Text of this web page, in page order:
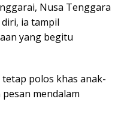
Nusa Tenggara
ia tampil
yang begitu
polos khas anak-
mendalam